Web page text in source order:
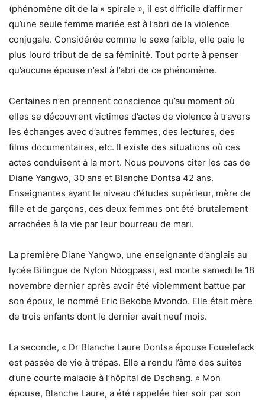
(phénomène dit de la « spirale », il est difficile d’affirmer
qu’une seule femme mariée est à l’abri de la violence
conjugale. Considérée comme le sexe faible, elle paie le
plus lourd tribut de de sa féminité. Tout porte à penser
qu’aucune épouse n’est à l’abri de ce phénomène.
Certaines n’en prennent conscience qu’au moment où
elles se découvrent victimes d’actes de violence à travers
les échanges avec d’autres femmes, des lectures, des
films documentaires, etc. Il existe des situations où ces
actes conduisent à la mort. Nous pouvons citer les cas de
Diane Yangwo, 30 ans et Blanche Dontsa 42 ans.
Enseignantes ayant le niveau d’études supérieur, mère de
fille et de garçons, ces deux femmes ont été brutalement
arrachées à la vie par leur bourreau de mari.
La première Diane Yangwo, une enseignante d’anglais au
lycée Bilingue de Nylon Ndogpassi, est morte samedi le 18
novembre dernier après avoir été violemment battue par
son époux, le nommé Eric Bekobe Mvondo. Elle était mère
de trois enfants dont le dernier avait neuf mois.
La seconde, « Dr Blanche Laure Dontsa épouse Fouelefack
est passée de vie à trépas. Elle a rendu l’âme des suites
d’une courte maladie à l’hôpital de Dschang. « Mon
épouse, Blanche Laure, a été rappelée hier soir par son